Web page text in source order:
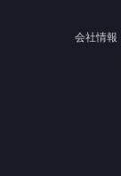
会社情報